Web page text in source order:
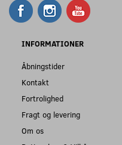
INFORMATIONER
Åbningstider
Kontakt
Fortrolighed
Fragt og levering
Om os